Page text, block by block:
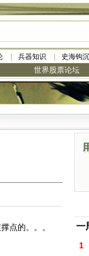
兵器知识 史海钩沉
世界股票论坛
点的。。。 一
1